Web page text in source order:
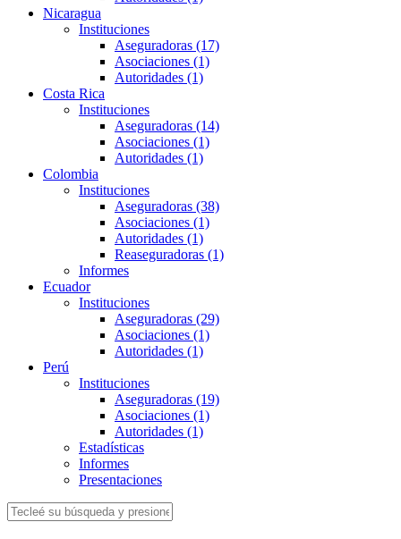
Nicaragua
Instituciones
Aseguradoras (17)
Asociaciones (1)
Autoridades (1)
Costa Rica
Instituciones
Aseguradoras (14)
Asociaciones (1)
Autoridades (1)
Colombia
Instituciones
Aseguradoras (38)
Asociaciones (1)
Autoridades (1)
Reaseguradoras (1)
Informes
Ecuador
Instituciones
Aseguradoras (29)
Asociaciones (1)
Autoridades (1)
Perú
Instituciones
Aseguradoras (19)
Asociaciones (1)
Autoridades (1)
Estadísticas
Informes
Presentaciones